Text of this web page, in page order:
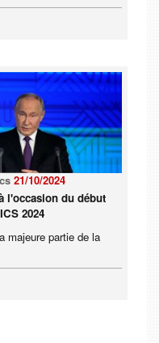
21/10/2024
l'occasion du début
2024
majeure partie de la